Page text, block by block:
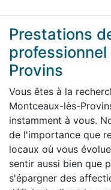
Prestations
Provins
Vous êtes à la
Montceaux-lès-
instamment à vous.
de l'importance que
locaux où vous
sentir aussi bien que
s'épargner des